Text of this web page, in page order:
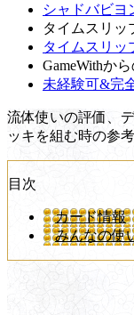
シャドバビヨ
タイムスリッ
タイムスリッ
GameWithか
未経験可&完
流体使いの評価、
ッキを組む時の参
目次
カード情報
みんなの使